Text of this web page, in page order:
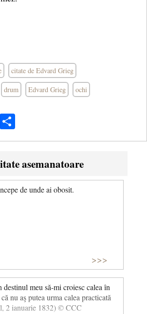
citate de Edvard Grieg
drum Edvard Grieg ochi
Email
asemanatoare
de unde ai obosit.
>>>
destinul meu să-mi croiesc calea în
nu aş putea urma calea practicată
2 ianuarie 1832) © CCC